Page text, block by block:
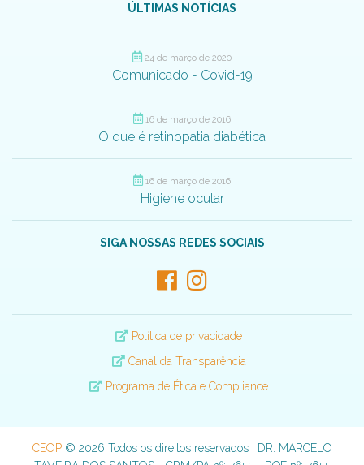
ÚLTIMAS NOTÍCIAS
24 de março de 2020
Comunicado - Covid-19
16 de março de 2016
O que é retinopatia diabética
16 de março de 2016
Higiene ocular
SIGA NOSSAS REDES SOCIAIS
Política de privacidade
Canal da Transparência
Programa de Ética e Compliance
CEOP© 2026 Todos os direitos reservados | DR. MARCELO